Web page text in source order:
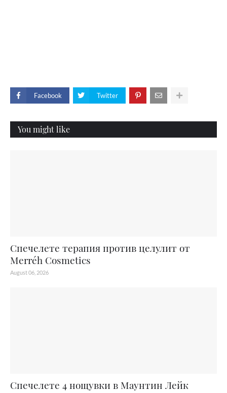
Facebook Twitter
You might like
Спечелете терапия против целулит от
Merréh Cosmetics
August 06, 2026
Спечелете 4 нощувки в Маунтин Лейк